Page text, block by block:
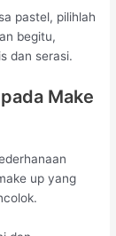
pastel, pilihlah
begitu,
dan serasi.
Make
up yang